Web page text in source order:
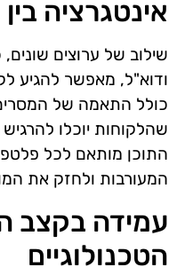
אינטגרציה
שילוב של ערוצים
ודוא"ל, מאפשר להגיע
כולל התאמה של
שהלקוחות יוכלו
התוכן מותאם לכל
המעורבות ולחזק את
עמידה בקצב
הטכנולוגיים